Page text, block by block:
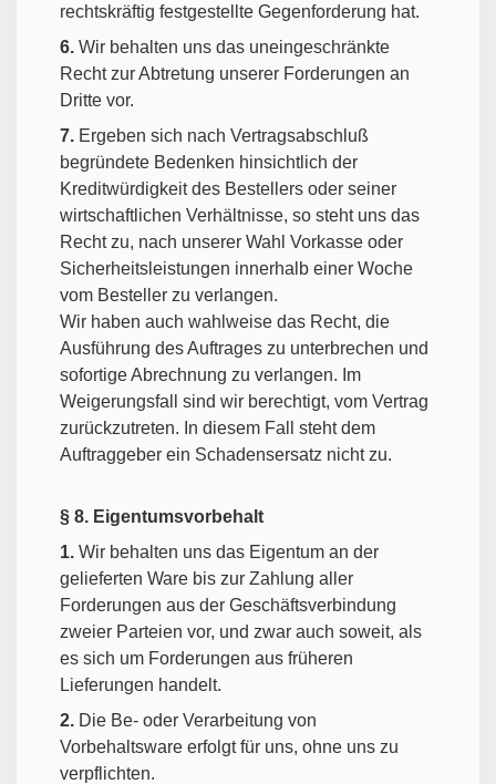
rechtskräftig festgestellte Gegenforderung hat.
6. Wir behalten uns das uneingeschränkte
Recht zur Abtretung unserer Forderungen an
Dritte vor.
7. Ergeben sich nach Vertragsabschluß
begründete Bedenken hinsichtlich der
Kreditwürdigkeit des Bestellers oder seiner
wirtschaftlichen Verhältnisse, so steht uns das
Recht zu, nach unserer Wahl Vorkasse oder
Sicherheitsleistungen innerhalb einer Woche
vom Besteller zu verlangen.
Wir haben auch wahlweise das Recht, die
Ausführung des Auftrages zu unterbrechen und
sofortige Abrechnung zu verlangen. Im
Weigerungsfall sind wir berechtigt, vom Vertrag
zurückzutreten. In diesem Fall steht dem
Auftraggeber ein Schadensersatz nicht zu.
§ 8. Eigentumsvorbehalt
1. Wir behalten uns das Eigentum an der
gelieferten Ware bis zur Zahlung aller
Forderungen aus der Geschäftsverbindung
zweier Parteien vor, und zwar auch soweit, als
es sich um Forderungen aus früheren
Lieferungen handelt.
2. Die Be- oder Verarbeitung von
Vorbehaltsware erfolgt für uns, ohne uns zu
verpflichten.